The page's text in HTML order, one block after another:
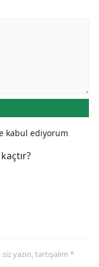
kabul ediyorum
yazın, tartışalım *